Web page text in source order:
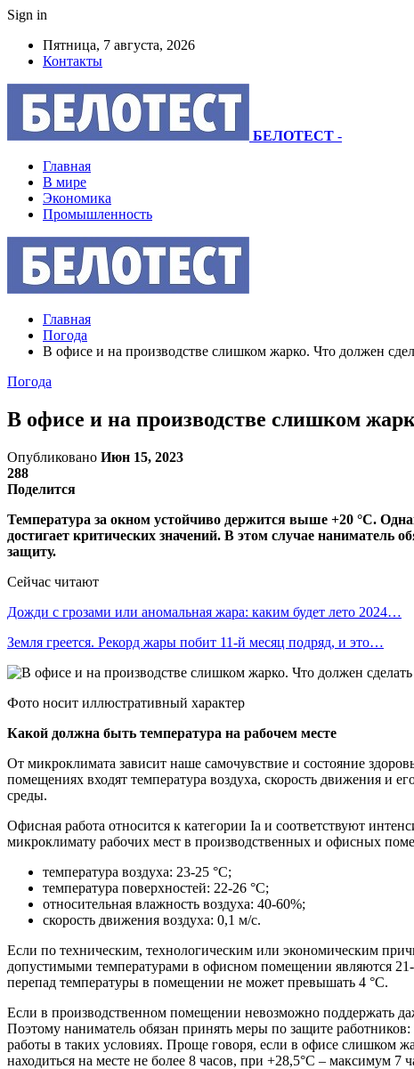
Sign in
Пятница, 7 августа, 2026
Контакты
БЕЛОТЕСТ -
Главная
В мире
Экономика
Промышленность
Главная
Погода
В офисе и на производстве слишком жарко. Что должен
Погода
В офисе и на производстве слишком
Опубликовано Июн 15, 2023
288
Поделится
Температура за окном устойчиво держится выше +20 °С.
достигает критических значений. В этом случае
защиту.
Сейчас читают
Дожди с грозами или аномальная жара: каким будет лето 2024…
Земля греется. Рекорд жары побит 11-й месяц подряд, и это…
Фото носит иллюстративный характер
Какой должна быть температура на рабочем месте
От микроклимата зависит наше самочувствие и состояние
помещениях входят температура воздуха, скорость движения и
среды.
Офисная работа относится к категории Ia и соответствуют
микроклимату рабочих мест в производственных и офисных
температура воздуха: 23-25 °С;
температура поверхностей: 22-26 °С;
относительная влажность воздуха: 40-60%;
скорость движения воздуха: 0,1 м/с.
Если по техническим, технологическим или экономическим
допустимыми температурами в офисном помещении являются
перепад температуры в помещении не может превышать 4 °С.
Если в производственном помещении невозможно поддержать
Поэтому наниматель обязан принять меры по защите
работы в таких условиях. Проще говоря, если в офисе слишком
находиться на месте не более 8 часов, при +28,5°С – максимум 7